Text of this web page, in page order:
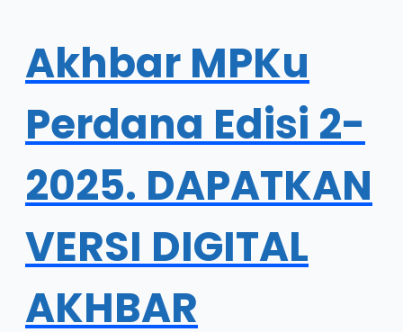
Akhbar MPKu
Perdana Edisi 2-
2025. DAPATKAN
VERSI DIGITAL
AKHBAR